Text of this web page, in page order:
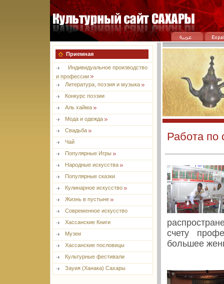
Приемная
Индивидуальное производство
и профессии
Литература, поэзия и музыка
Конкурс поэзии
Aль хайма
Мода и одежда
Свадьба
Чай
Популярные Игры
Народные искусства
Популярные сказки
Кулинарное искусство
Жизнь в пустыне
Современное искусство
Хассанские Книги
Музеи
Хассанские пословицы
Культурные фестивали
Зауия (Ханака) Сахары
Работа по
счету
большее